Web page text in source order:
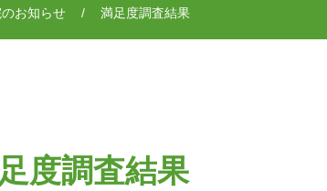
お知らせ / 満足度調査結果
度調査結果